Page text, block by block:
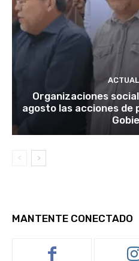
Organizaciones
agosto las acciones
MANTENTE CONECTADO